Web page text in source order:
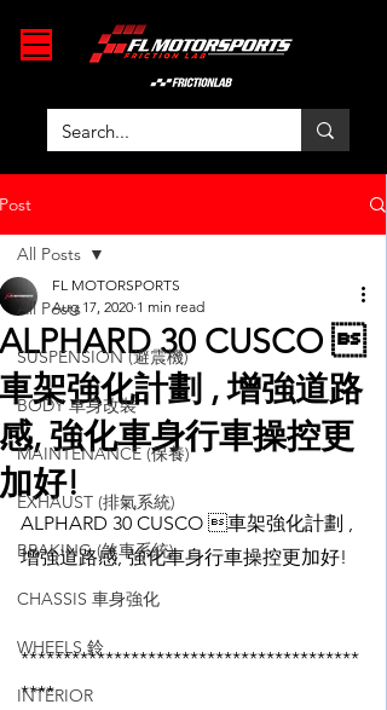
Post
All Posts
SUSPENSION (避震機)
BODY 車身改裝
MAINTENANCE (保養)
EXHAUST (排氣系統)
BRAKING (煞車系統)
CHASSIS 車身強化
WHEELS 鈴
INTERIOR
All Posts
ALPHARD 30 CUSCO 
車架強化計劃 , 增強道路
感, 強化車身行車操控更
加好!
FL MOTORSPORTS
Aug 17, 2020 1 min read
ALPHARD 30 CUSCO 車架強化計劃 ,
增強道路感, 強化車身行車操控更加好!
****************************************
****